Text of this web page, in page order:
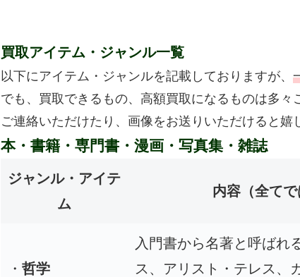
買取アイテム・ジャンル一覧
以下にアイテム・ジャンルを記載しておりますが、
でも、買取できるもの、高額買取になるものは多
ご連絡いただけたり、画像をお送りいただけると嬉
本・書籍・専門書・漫画・写真集・雑誌
ジャンル・アイテ
ム
内容 （全て
・ 哲学
入門書から名著と呼ばれ
ス、アリスト・テレス、